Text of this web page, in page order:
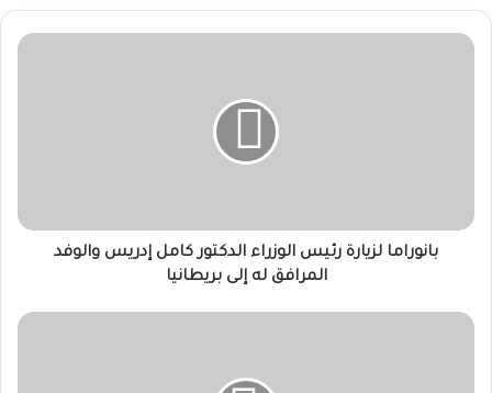
بانوراما
المرافق
بانوراما لزيارة رئيس الوزراء الدكتور كامل إدريس والوفد
المرافق له إلى بريطانيا
السودان